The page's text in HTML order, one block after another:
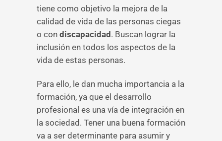
tiene como objetivo la mejora de la
calidad de vida de las personas ciegas
o con discapacidad . Buscan lograr la
inclusión en todos los aspectos de la
vida de estas personas.
Para ello, le dan mucha importancia a la
formación, ya que el desarrollo
profesional es una vía de integración en
la sociedad. Tener una buena formación
va a ser determinante para asumir y